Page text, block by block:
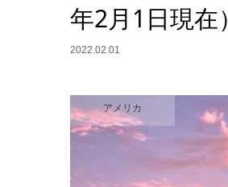
年2月1日現在）
2022.02.01
アメリカ